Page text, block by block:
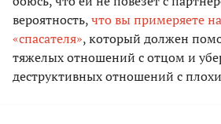
вероятность,что вы примеряете
«спасателя», который должен
тяжелых отношений с отцом и
деструктивных отношений с